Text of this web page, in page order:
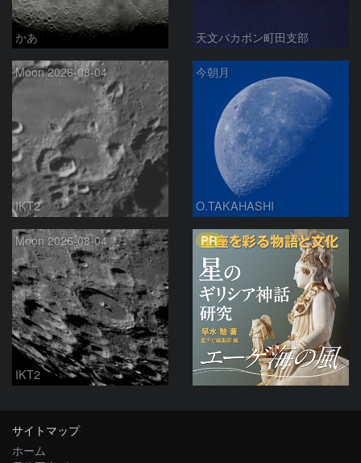
かあ 天文バカボン町田支部
Moon 2026-08-04
IKT2
今朝月
O.TAKAHASHI
Moon 2026-08-04
IKT2
PR
サイトマップ
ホーム